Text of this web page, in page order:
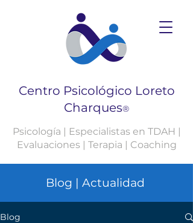
Centro Psicológico Loreto
Charques®
Psicología | Especialistas en TDAH |
Evaluaciones | Terapia | Coaching
Blog | Actualidad
Blog